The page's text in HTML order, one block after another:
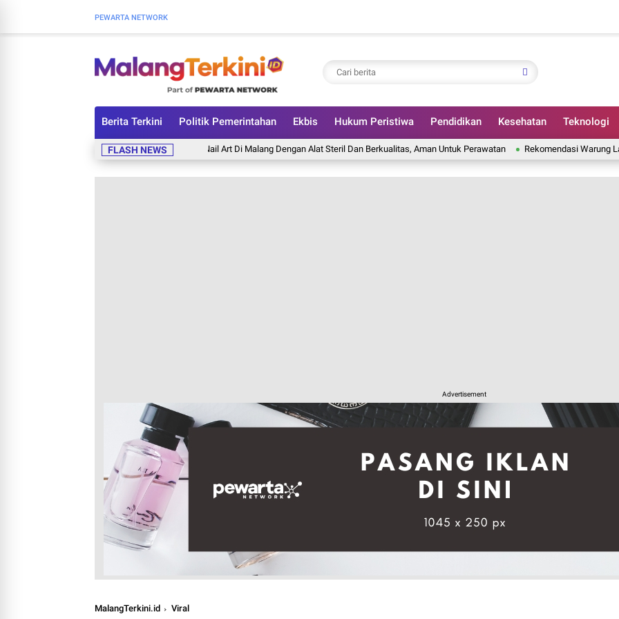
PEWARTA NETWORK
Berita Terkini Politik Pemerintahan Ekbis Hukum Peristiwa Pendidikan Kesehatan Teknologi
FLASH NEWS
Tempat Nail Art Di Malang Dengan Alat Steril Dan Berkualitas, Aman Untuk Perawatan Rekomendasi Warung Lalapan
Advertisement
MalangTerkini.id Viral